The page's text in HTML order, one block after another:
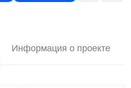
Информация о проекте